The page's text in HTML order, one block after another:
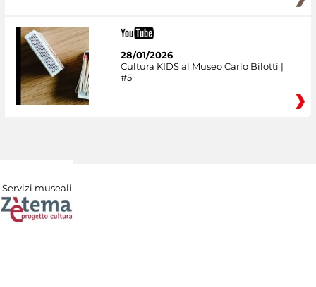
28/01/2026
Cultura KIDS al Museo Carlo Bilotti |
#5
Servizi museali